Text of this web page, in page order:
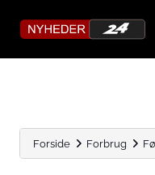
Forside Forbrug